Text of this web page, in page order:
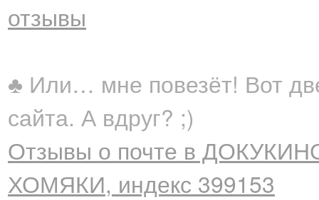
отзывы
♣ Или… мне повезёт! Вот
сайта. А вдруг? ;)
Отзывы о почте в
ХОМЯКИ, индекс 399153